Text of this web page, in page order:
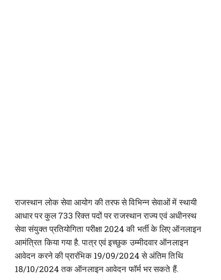
राजस्थान लोक सेवा आयोग की तरफ से विभिन्न सेवाओं में स्थायी
आधार पर कुल 733 रिक्त पदों पर राजस्थान राज्य एवं अधीनस्थ
सेवा संयुक्त प्रतियोगिता परीक्षा 2024 की भर्ती के लिए ऑनलाइन
आमंत्रित किया गया है. पात्र एवं इच्छुक उम्मीदवार ऑनलाइन
आवेदन करने की प्रारंभिक 19/09/2024 से अंतिम तिथि
18/10/2024 तक ऑनलाइन आवेदन फॉर्म भर सकते हैं.